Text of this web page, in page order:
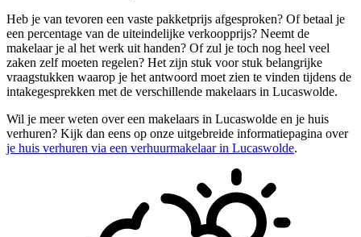
Heb je van tevoren een vaste pakketprijs afgesproken? Of betaal je
een percentage van de uiteindelijke verkoopprijs? Neemt de
makelaar je al het werk uit handen? Of zul je toch nog heel veel
zaken zelf moeten regelen? Het zijn stuk voor stuk belangrijke
vraagstukken waarop je het antwoord moet zien te vinden tijdens de
intakegesprekken met de verschillende makelaars in Lucaswolde.
Wil je meer weten over een makelaars in Lucaswolde en je huis
verhuren? Kijk dan eens op onze uitgebreide informatiepagina over
je huis verhuren via een verhuurmakelaar in Lucaswolde.